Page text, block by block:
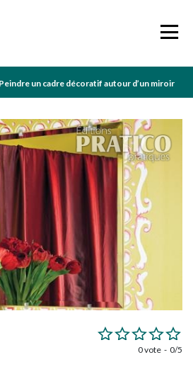
Peindre un cadre décoratif autour d’un miroir
0 vote 0/5